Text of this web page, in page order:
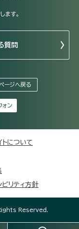
す。
質問
ページへ戻る
ォン
トについて
ビリティ方針
Reserved.